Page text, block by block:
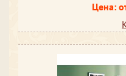
Цена: